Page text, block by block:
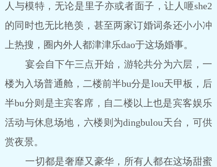
人与模特，无论是里子亦或者面子，让人咂she2
的同时也无比艳羡，甚至两家订婚词条还小小冲
上热搜，圈内外人都津津乐dao于这场婚事。
宴会自下午三点开始，游轮共分为六层，一
楼为入场普通舱，二楼前半bu分是lou天甲板，后
半bu分则是主宾客席，自二楼以上也是宾客娱乐
活动与休息场地，六楼则为dingbulou天台，可供
赏夜景。
一切都是奢靡又豪华，所有人都在这场甜蜜